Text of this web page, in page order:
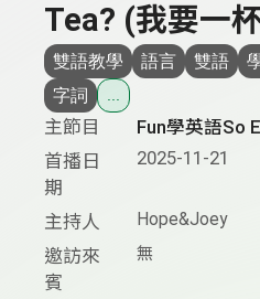
Tea? (我要一
雙語教學 語言 雙語
字詞
主節目
Fun學英語So
首播日
期
2025-11-21
主持人 Hope&Joey
邀訪來
賓
無